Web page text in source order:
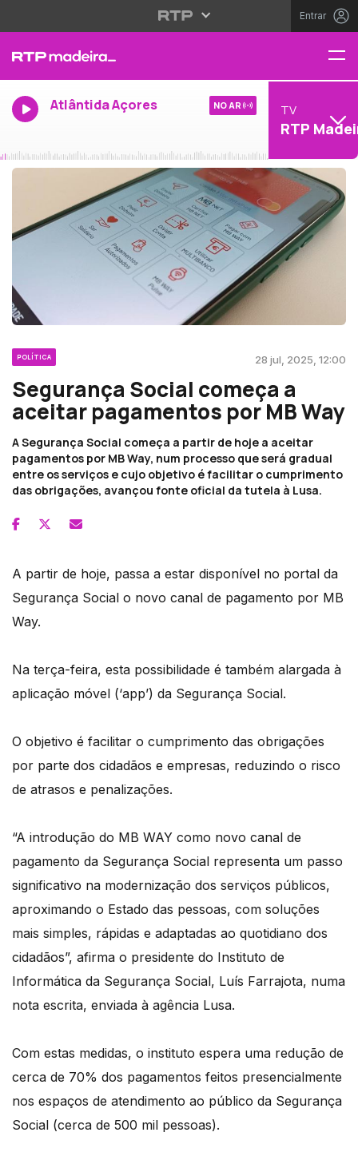
Entrar
Atlântida Açores NO AR TV
RTP
POLÍTICA 28 jul, 2025, 12:00
Segurança Social começa a
aceitar pagamentos por MB Way
A Segurança Social começa a partir de hoje a aceitar
pagamentos por MB Way, num processo que será gradual
entre os serviços e cujo objetivo é facilitar o cumprimento
das obrigações, avançou fonte oficial da tutela à Lusa.
A partir de hoje, passa a estar disponível no portal da
Segurança Social o novo canal de pagamento por MB
Way.
Na terça-feira, esta possibilidade é também alargada à
aplicação móvel (‘app’) da Segurança Social.
O objetivo é facilitar o cumprimento das obrigações
por parte dos cidadãos e empresas, reduzindo o risco
de atrasos e penalizações.
“A introdução do MB WAY como novo canal de
pagamento da Segurança Social representa um passo
significativo na modernização dos serviços públicos,
aproximando o Estado das pessoas, com soluções
mais simples, rápidas e adaptadas ao quotidiano dos
cidadãos”, afirma o presidente do Instituto de
Informática da Segurança Social, Luís Farrajota, numa
nota escrita, enviada à agência Lusa.
Com estas medidas, o instituto espera uma redução de
cerca de 70% dos pagamentos feitos presencialmente
nos espaços de atendimento ao público da Segurança
Social (cerca de 500 mil pessoas).